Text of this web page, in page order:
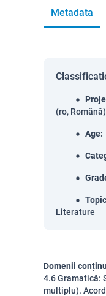
Metadata
(ro, Română)
Age:
Topic
Literature
Domenii
4.6 Gramatică:
multiplu).